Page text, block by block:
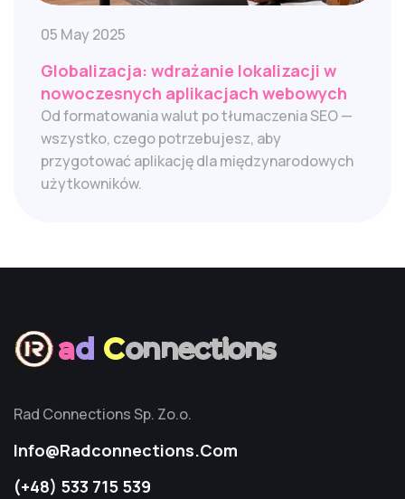
05 May 2025
Globalizacja: wdrażanie lokalizacji w
nowoczesnych aplikacjach webowych
Od formatowania walut po tłumaczenia SEO —
wszystko, czego potrzebujesz, aby
przygotować aplikację dla międzynarodowych
użytkowników.
ad Connections
Rad Connections Sp. Zo.o.
Info@radconnections.com
(+48) 533 715 539